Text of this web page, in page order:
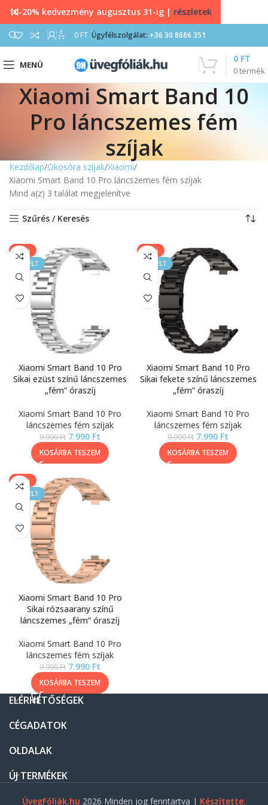
0 0 FT Ügyfélszolgálat: +36 30 8686 351
MENÜ
0termék
0 FT
Xiaomi Smart Band 10
Pro láncszemes fém
szíjak
Kezdőlap Okosóra szíjak Xiaomi
Xiaomi Smart Band 10 Pro láncszemes fém szíjak
Mind a(z) 3 találat megjelenítve
Szűrés / Keresés
-20%
KIEMELT
Xiaomi Smart Band 10 Pro
Sikai ezüst színű láncszemes
„fém” óraszíj
Xiaomi Smart Band 10 Pro
láncszemes fém szíjak
9.990Ft 7.990 Ft
KOSÁRBA TESZEM
-20%
KIEMELT
Xiaomi Smart Band 10 Pro
Sikai fekete színű láncszemes
„fém” óraszíj
Xiaomi Smart Band 10 Pro
láncszemes fém szíjak
9.990Ft 7.990 Ft
KOSÁRBA TESZEM
-20%
KIEMELT
Xiaomi Smart Band 10 Pro
Sikai rózsaarany színű
láncszemes „fém” óraszíj
Xiaomi Smart Band 10 Pro
láncszemes fém szíjak
9.990Ft 7.990 Ft
KOSÁRBA TESZEM
ELÉRHETŐSÉGEK
CÉGADATOK
OLDALAK
ÚJ TERMÉKEK
ÜvegFóliák.hu 2026 Minden jog fenntartva | Készítette:
10-20% kedvezmény augusztus 31-ig | részletek